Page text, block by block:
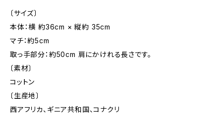
〔サイズ〕
本体：横 約36cm × 縦約 35cm
マチ：約5cm
取っ手部分：約50cm 肩にかけれる長さです。
〔素材〕
コットン
〔生産地〕
西アフリカ、ギニア共和国、コナクリ